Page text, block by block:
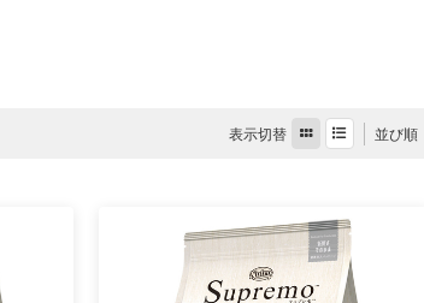
表示切替 並び順